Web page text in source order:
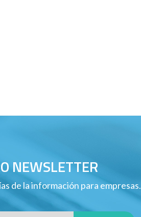
NEWSLETTER
de la información para empresas.